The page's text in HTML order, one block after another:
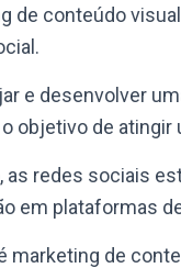
de conteúdo
e desenvolver
objetivo de
as redes sociais
em plataformas
marketing de